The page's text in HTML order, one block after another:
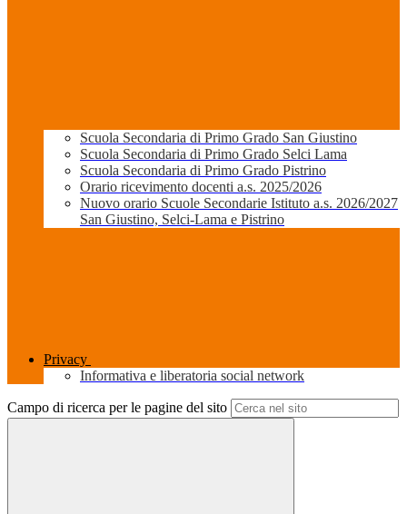
Scuola Secondaria di Primo Grado San Giustino
Scuola Secondaria di Primo Grado Selci Lama
Scuola Secondaria di Primo Grado Pistrino
Orario ricevimento docenti a.s. 2025/2026
Nuovo orario Scuole Secondarie Istituto a.s. 2026/2027
San Giustino, Selci-Lama e Pistrino
Privacy
Informativa e liberatoria social network
Campo di ricerca per le pagine del sito